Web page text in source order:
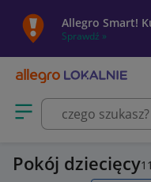
Allegro Smart!
Sprawdź »
Otwórz menu z kategoriami
Pokój dziecięcy11